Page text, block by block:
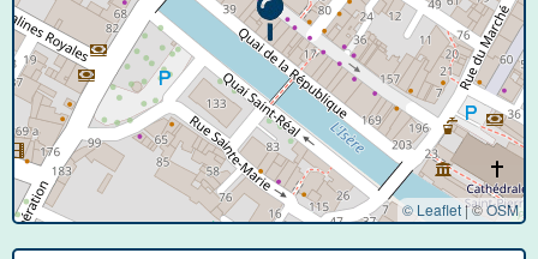
© Leaflet|©OSM